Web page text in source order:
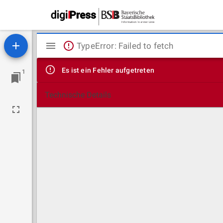
1
Mirador
Viewer
TypeError: Failed to fetch
Es ist ein Fehler aufgetreten
Technische Details